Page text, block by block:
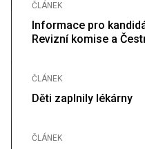
ČLÁNEK
Informace pro
Revizní komise a
ČLÁNEK
Děti zaplnily lékárny
ČLÁNEK